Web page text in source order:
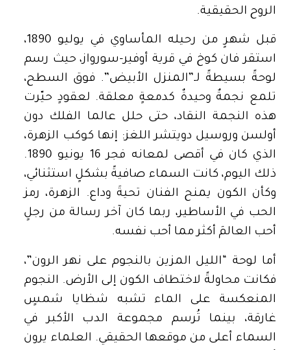
الروح الحقيقية.
قبل شهرٍ من رحيله المأساوي في يوليو 1890،
استقر فان كوخ في قرية أوفير-سورواز، حيث رسم
لوحةً بسيطةً لـ”المنزل الأبيض”. فوق السطح،
تلمع نجمةٌ وحيدةٌ كدمعةٍ معلقة. لعقودٍ حيّرت
هذه النجمة النقاد، حتى حلل عالما الفلك دون
أولسن وروسيل دويتشر اللغز: إنها كوكب الزهرة،
الذي كان في أقصى لمعانه فجر 16 يونيو 1890.
ذلك اليوم، كانت السماء صافيةً بشكلٍ استثنائي،
وكأن الكون يمنح الفنان تحيةَ وداع. الزهرة، رمز
الحب في الأساطير، ربما كان آخر رسالة من رجلٍ
أحب العالمَ أكثر مما أحب نفسه.
أما لوحة “الليل المزين بالنجوم على نهر الرون”،
فكانت محاولةً لاختطاف الكون إلى الأرض. النجوم
المنعكسة على الماء تشبه شظايا شمسٍ
غارقة، بينما تُرسم مجموعة الدب الأكبر في
السماء أعلى من موقعها الحقيقي. العلماء يرون